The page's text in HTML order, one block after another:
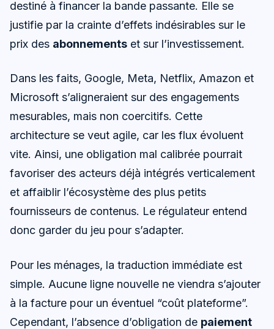
destiné à financer la bande passante. Elle se
justifie par la crainte d’effets indésirables sur le
prix des abonnements et sur l’investissement.
Dans les faits, Google, Meta, Netflix, Amazon et
Microsoft s’aligneraient sur des engagements
mesurables, mais non coercitifs. Cette
architecture se veut agile, car les flux évoluent
vite. Ainsi, une obligation mal calibrée pourrait
favoriser des acteurs déjà intégrés verticalement
et affaiblir l’écosystème des plus petits
fournisseurs de contenus. Le régulateur entend
donc garder du jeu pour s’adapter.
Pour les ménages, la traduction immédiate est
simple. Aucune ligne nouvelle ne viendra s’ajouter
à la facture pour un éventuel “coût plateforme”.
Cependant, l’absence d’obligation de paiement